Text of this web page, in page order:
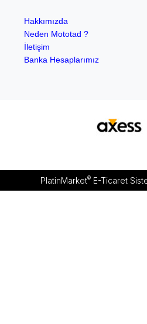
Hakkımızda
Neden Mototad ?
İletişim
Banka Hesaplarımız
PlatinMarket®E-Ticaret